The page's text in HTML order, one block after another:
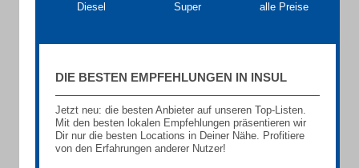
Diesel Super alle Preise
DIE BESTEN EMPFEHLUNGEN IN INSUL
Jetzt neu: die besten Anbieter auf unseren Top-Listen.
Mit den besten lokalen Empfehlungen präsentieren wir
Dir nur die besten Locations in Deiner Nähe. Profitiere
von den Erfahrungen anderer Nutzer!